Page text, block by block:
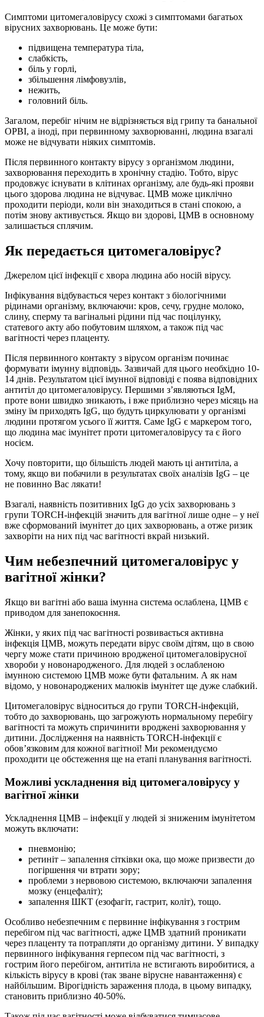
Симптоми цитомегаловірусу схожі з симптомами багатьох
вірусних захворювань. Це може бути:
підвищена температура тіла,
слабкість,
біль у горлі,
збільшення лімфовузлів,
нежить,
головний біль.
Загалом, перебіг нічим не відрізняється від грипу та банальної
ОРВІ, а іноді, при первинному захворюванні, людина взагалі
може не відчувати ніяких симптомів.
Після первинного контакту вірусу з організмом людини,
захворювання переходить в хронічну стадію. Тобто, вірус
продовжує існувати в клітинах організму, але будь-які прояви
цього здорова людина не відчуває. ЦМВ може циклічно
проходити періоди, коли він знаходиться в стані спокою, а
потім знову активується. Якщо ви здорові, ЦМВ в основному
залишається сплячим.
Як передається цитомегаловірус?
Джерелом цієї інфекції є хвора людина або носій вірусу.
Інфікування відбувається через контакт з біологічними
рідинами організму, включаючи: кров, сечу, грудне молоко,
слину, сперму та вагінальні рідини під час поцілунку,
статевого акту або побутовим шляхом, а також під час
вагітності через плаценту.
Після первинного контакту з вірусом організм починає
формувати імунну відповідь. Зазвичай для цього необхідно 10-
14 днів. Результатом цієї імунної відповіді є поява відповідних
антитіл до цитомегаловірусу. Першими з’являються IgM,
проте вони швидко зникають, і вже приблизно через місяць на
зміну їм приходять IgG, що будуть циркулювати у організмі
людини протягом усього її життя. Саме IgG є маркером того,
що людина має імунітет проти цитомегаловірусу та є його
носієм.
Хочу повторити, що більшість людей мають ці антитіла, а
тому, якщо ви побачили в результатах своїх аналізів IgG – це
не повинно Вас лякати!
Взагалі, наявність позитивних IgG до усіх захворювань з
групи TORCH-інфекцій значить для вагітної лише одне – у неї
вже сформований імунітет до цих захворювань, а отже ризик
захворіти на них під час вагітності вкрай низький.
Чим небезпечний цитомегаловірус у
вагітної жінки?
Якщо ви вагітні або ваша імунна система ослаблена, ЦМВ є
приводом для занепокоєння.
Жінки, у яких під час вагітності розвивається активна
інфекція ЦМВ, можуть передати вірус своїм дітям, що в свою
чергу може стати причиною вродженої цитомегаловірусної
хвороби у новонародженого. Для людей з ослабленою
імунною системою ЦМВ може бути фатальним. А як нам
відомо, у новонароджених малюків імунітет ще дуже слабкий.
Цитомегаловірус відноситься до групи TORCH-інфекцій,
тобто до захворювань, що загрожують нормальному перебігу
вагітності та можуть спричинити вроджені захворювання у
дитини. Дослідження на наявність TORCH-інфекції є
обов’язковим для кожної вагітної! Ми рекомендуємо
проходити це обстеження ще на етапі планування вагітності.
Можливі ускладнення від цитомегаловірусу у
вагітної жінки
Ускладнення ЦМВ – інфекції у людей зі зниженим імунітетом
можуть включати:
пневмонію;
ретиніт – запалення сітківки ока, що може призвести до
погіршення чи втрати зору;
проблеми з нервовою системою, включаючи запалення
мозку (енцефаліт);
запалення ШКТ (езофагіт, гастрит, коліт), тощо.
Особливо небезпечним є первинне інфікування з гострим
перебігом під час вагітності, адже ЦМВ здатний проникати
через плаценту та потрапляти до організму дитини. У випадку
первинного інфікування герпесом під час вагітності, з
гострим його перебігом, антитіла не встигають виробитися, а
кількість вірусу в крові (так зване вірусне навантаження) є
найбільшим. Вірогідність зараження плода, в цьому випадку,
становить приблизно 40-50%.